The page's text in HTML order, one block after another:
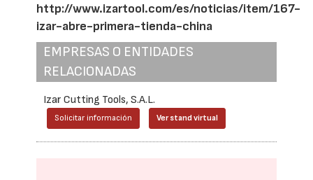
http://www.izartool.com/es/noticias/item/167-
izar-abre-primera-tienda-china
EMPRESAS O ENTIDADES
RELACIONADAS
Izar Cutting Tools, S.A.L.
Solicitar información Ver stand virtual